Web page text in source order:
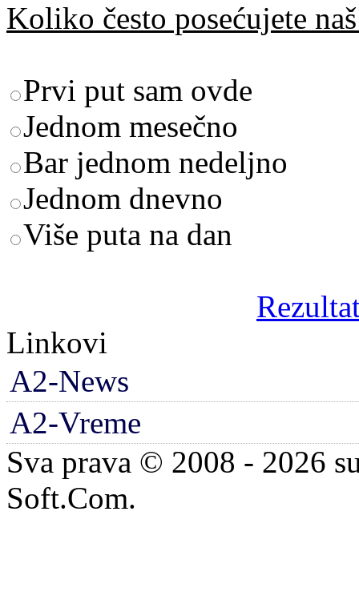
Koliko često posećujete
Prvi put sam ovde
Jednom mesečno
Bar jednom nedeljno
Jednom dnevno
Više puta na dan
Linkovi
A2-News
A2-Vreme
Sva prava © 2008 - 2026
Soft.Com.